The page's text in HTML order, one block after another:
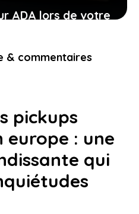
ADA lors de votre
& commentaires
pickups
europe : une
qui